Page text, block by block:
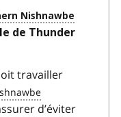
de Thunder
travailler
d’éviter